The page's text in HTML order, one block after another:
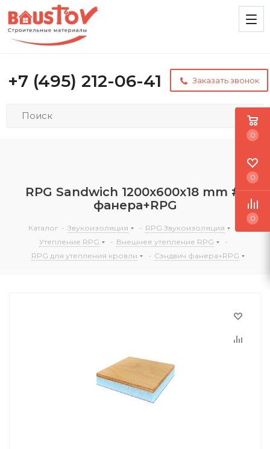
+7 (495) 212-06-41 Заказать звонок
RPG Sandwich 1200х600х18 mm #1
фанера+RPG
Каталог - Звукоизоляция - RPG Звукоизоляция
Утепление RPG
- Внешнее утепление RPG
-
RPG для утепления кровли
- Сэндвич фанера+RPG
0
0
0